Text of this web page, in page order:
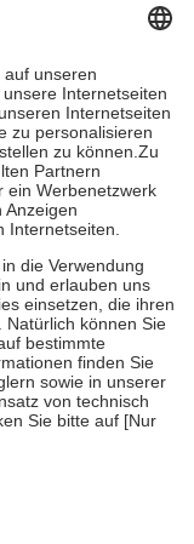
Höhe von zehn
als die tatsächlichen
Apotheken.
beträgt die
Euro je
Gesundheit zu
zu unterstützen,
18. Lebensjahr
die von der
echte Bewertungen